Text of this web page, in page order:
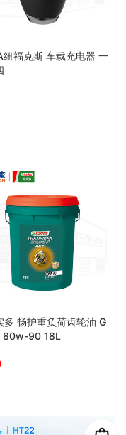
纽福克斯 车载充电器 一
多 畅护重负荷齿轮油 G
80w-90 18L